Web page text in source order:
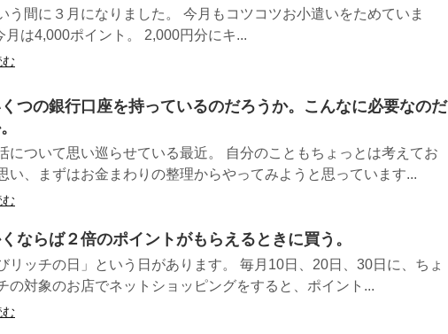
う間に３月になりました。 今月もコツコツお小遣いをためていま
月は4,000ポイント。 2,000円分にキ...
む
つの銀行口座を持っているのだろうか。こんなに必要なのだ
について思い巡らせている最近。 自分のこともちょっとは考えてお
い、まずはお金まわりの整理からやってみようと思っています...
む
ならば２倍のポイントがもらえるときに買う。
リッチの日」という日があります。 毎月10日、20日、30日に、ちょ
の対象のお店でネットショッピングをすると、ポイント...
む